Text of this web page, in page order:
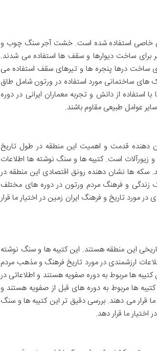
خاصی استفاده شده است. خشت آجر سنگ چوب و
برای ساخت دیوارها و سقف ها استفاده می شدند.
ساخت درها پنجره ها و تیرهای سقف استفاده می
های ساختمانی مورد استفاده در ورتون شامل طاق
از دانش و تجربه معماران ایرانی در دوره
عوامل طبیعی مقاوم باشند.
دهنده قدمت و اهمیت این منطقه در طول تاریخ
زیورآلات است. کتیبه ها و سنگ نوشته ها اطلاعات
سکه ها نشان دهنده رونق اقتصادی این منطقه در
زندگی و فرهنگ مردم ورتون در دوره های مختلف
مورد تاریخ و فرهنگ ایران زمین در اختیار ما قرار
این منطقه هستند. این کتیبه ها و سنگ نوشته
ارزشمندی در مورد تاریخ فرهنگ و مذهب مردم
ها مربوط به دوره صفویه هستند و اطلاعاتی در
ها مربوط به دوره های قبل از صفویه هستند و
قرار می دهند. بررسی دقیق تر این کتیبه ها و سنگ
ما قرار دهد.